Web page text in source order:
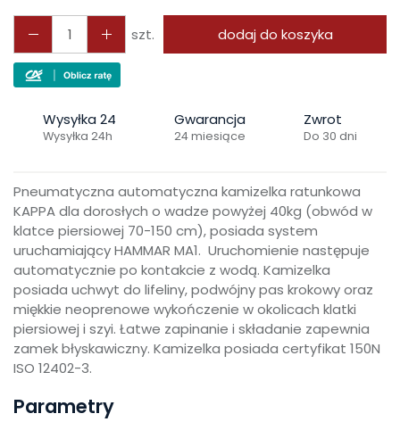
szt. dodaj do koszyka
Wysyłka 24
Wysyłka 24h
Gwarancja
24 miesiące
Zwrot
Do 30 dni
Pneumatyczna automatyczna kamizelka ratunkowa
KAPPA dla dorosłych o wadze powyżej 40kg (obwód w
klatce piersiowej 70-150 cm), posiada system
uruchamiający HAMMAR MA1. Uruchomienie następuje
automatycznie po kontakcie z wodą. Kamizelka
posiada uchwyt do lifeliny, podwójny pas krokowy oraz
miękkie neoprenowe wykończenie w okolicach klatki
piersiowej i szyi. Łatwe zapinanie i składanie zapewnia
zamek błyskawiczny. Kamizelka posiada certyfikat 150N
ISO 12402-3.
Parametry